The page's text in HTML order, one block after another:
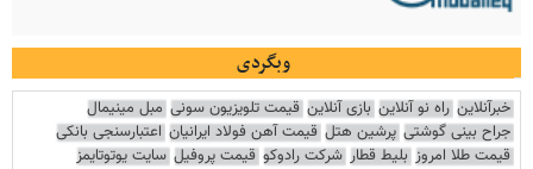
وبگردی
خبرآنلاین راه نو آنلاین بازی آنلاین قیمت تلویزیون سونی مبل مینیمال
جراح بینی گوشتی پرشین هتل قیمت آهن فولاد ایرانیان اعتبارسنجی بانکی
قیمت طلا امروز بلیط قطار شرکت رادوکو قیمت پروفیل سایت یوتوتایمز